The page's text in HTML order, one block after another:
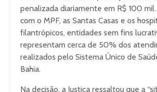
penalizada diariamente em R$ 100
com o MPF, as Santas Casas e os
filantrópicos, entidades sem fins
representam cerca de 50% dos
realizados pelo Sistema Único de
Bahia.
Na decisão, a Justiça ressaltou que a